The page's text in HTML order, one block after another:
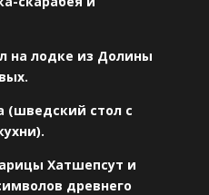
на лодке из Долины
(шведский стол с
Хатшепсут и
древнего